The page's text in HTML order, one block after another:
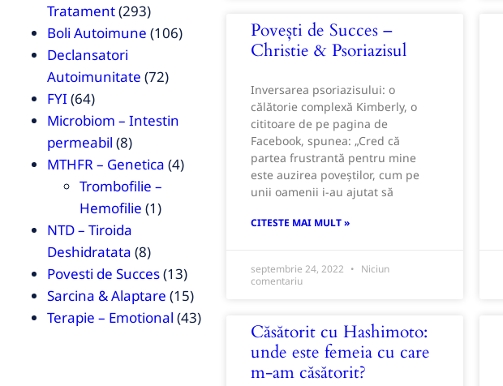
Tratament(293)
Boli Autoimune (106)
Declansatori
Autoimunitate (72)
FYI (64)
Microbiom – Intestin
permeabil (8)
MTHFR – Genetica (4)
Trombofilie –
Hemofilie (1)
NTD – Tiroida
Deshidratata (8)
Povesti de Succes(13)
Sarcina & Alaptare (15)
Terapie – Emotional (43)
Povești de Succes –
Christie & Psoriazisul
Inversarea psoriazisului: o
călătorie complexă Kimberly, o
cititoare de pe pagina de
Facebook, spunea: „Cred că
partea frustrantă pentru mine
este auzirea poveștilor, cum pe
unii oamenii i-au ajutat să
CITESTE MAI MULT »
septembrie 24, 2022
Niciun
comentariu
Căsătorit cu Hashimoto:
unde este femeia cu care
m-am căsătorit?